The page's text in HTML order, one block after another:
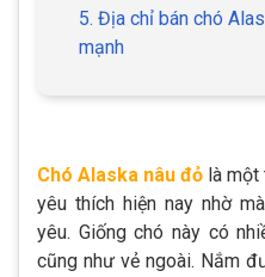
5. Địa chỉ bán chó
mạnh
Chó Alaska nâu đỏ là
yêu thích hiện nay nhờ
yêu. Giống chó này có
cũng như vẻ ngoài. Nắm